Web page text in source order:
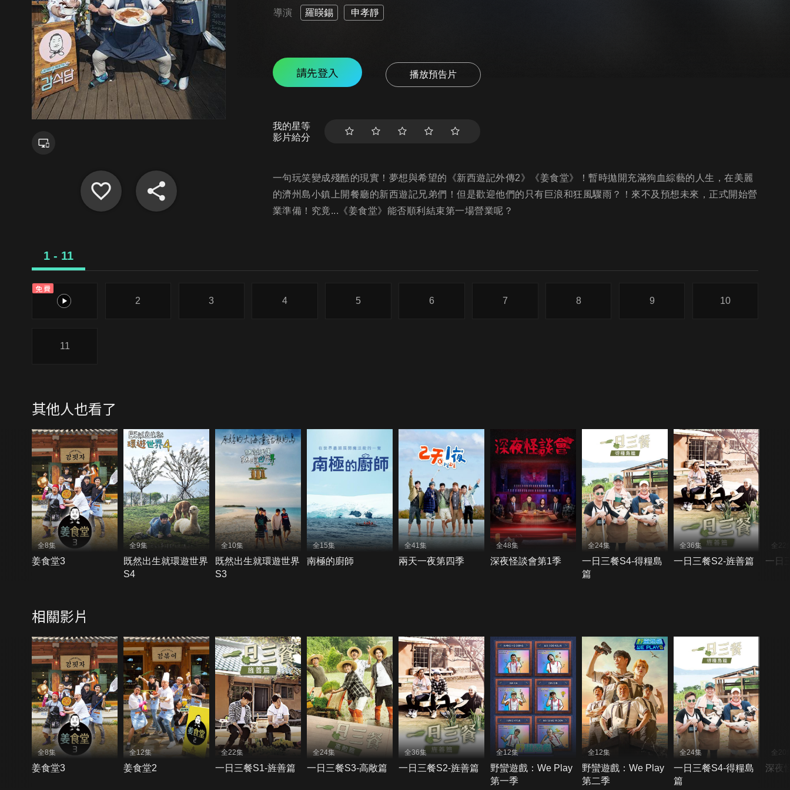
導演 羅䁐錫 申孝靜
請先登入 播放預告片
我的星等
影片給分
一句玩笑變成殘酷的現實！夢想與希望的《新西遊記外傳2》《姜食堂》！暫時拋開充滿狗血綜藝的人生，在美麗
的濟州島小鎮上開餐廳的新西遊記兄弟們！但是歡迎他們的只有巨浪和狂風驟雨？！來不及預想未來，正式開始營
業準備！究竟...《姜食堂》能否順利結束第一場營業呢？
1 - 11
免費
1
2 3 4 5 6 7 8 9 10
11
其他人也看了
全8集
姜食堂3
全9集
既然出生就環遊世界
S4
全10集
既然出生就環遊世界
S3
全15集
南極的廚師
全41集
兩天一夜第四季
全48集
深夜怪談會第1季
全24集
一日三餐S4-得糧島
篇
全36集
一日三餐S2-旌善篇
全22
一日
相關影片
全8集
姜食堂3
全12集
姜食堂2
全22集
一日三餐S1-旌善篇
全24集
一日三餐S3-高敞篇
全36集
一日三餐S2-旌善篇
全12集
野蠻遊戲：We Play
第一季
全12集
野蠻遊戲：We Play
第二季
全24集
一日三餐S4-得糧島
篇
全20
深夜